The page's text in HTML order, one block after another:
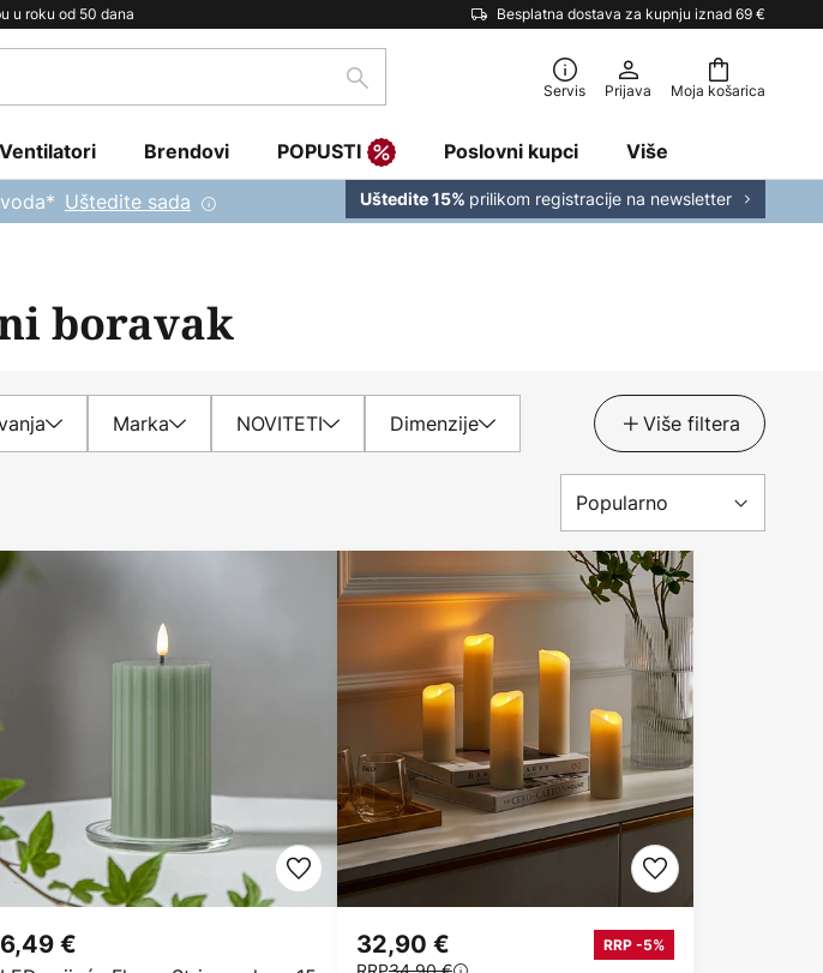
u roku od 50 dana Besplatna dostava za kupnju iznad 69 €
Moja košarica
traži Servis Prijava
Ventilatori Brendovi POPUSTI Poslovni kupci Više
Uštedite sada Uštedite 15% prilikom registracije na newsletter
boravak
Marka NOVITETI Dimenzije Više filtera
6,49 € 32,90 € RRP -5%